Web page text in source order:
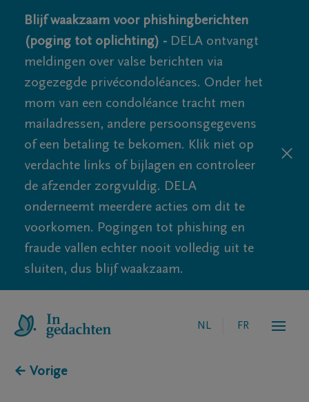
Blijf waakzaam voor phishingberichten
(poging tot oplichting) - DELA ontvangt
meldingen over valse berichten via
zogezegde privécondoléances. Onder het
mom van een condoléance tracht men
mailadressen, andere persoonsgegevens
of een betaling te bekomen. Klik niet op
verdachte links of bijlagen en controleer
de afzender zorgvuldig. DELA
onderneemt meerdere acties om dit te
voorkomen. Pogingen tot phishing en
fraude vallen echter nooit volledig uit te
sluiten, dus blijf waakzaam.
NL FR
← Vorige